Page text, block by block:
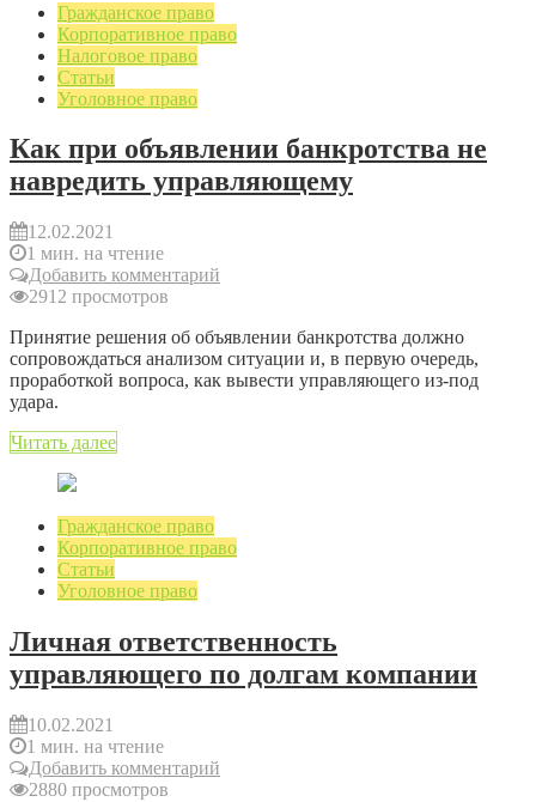
Гражданское право
Корпоративное право
Налоговое право
Статьи
Уголовное право
Как при объявлении банкротства не
навредить управляющему
12.02.2021
1 мин. на чтение
Добавить комментарий
2912 просмотров
Принятие решения об объявлении банкротства должно
сопровождаться анализом ситуации и, в первую очередь,
проработкой вопроса, как вывести управляющего из-под
удара.
Читать далее
Гражданское право
Корпоративное право
Статьи
Уголовное право
Личная ответственность
управляющего по долгам компании
10.02.2021
1 мин. на чтение
Добавить комментарий
2880 просмотров